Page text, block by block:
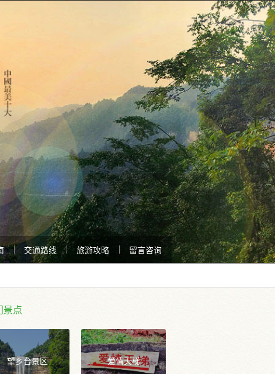
交通路线 旅游攻略 留言咨询
景点
望乡台景区 爱情天梯